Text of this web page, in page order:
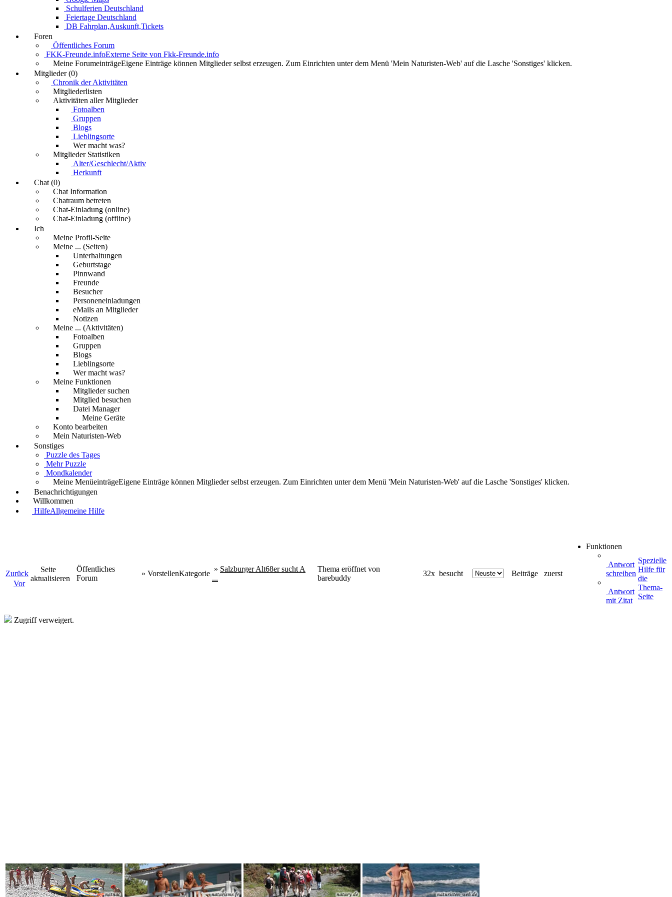
Schulferien Deutschland
Feiertage Deutschland
DB Fahrplan,Auskunft,Tickets
Foren
Öffentliches Forum
FKK-Freunde.infoExterne Seite von Fkk-Freunde.info
Meine ForumeinträgeEigene Einträge können Mitglieder selbst erzeugen. Zum Einrichten unter dem Menü 'Mein Naturisten-Web' auf die Lasche 'Sonstiges' klicken.
Mitglieder (0)
Chronik der Aktivitäten
Mitgliederlisten
Aktivitäten aller Mitglieder
Fotoalben
Gruppen
Blogs
Lieblingsorte
Wer macht was?
Mitglieder Statistiken
Alter/Geschlecht/Aktiv
Herkunft
Chat (0)
Chat Information
Chatraum betreten
Chat-Einladung (online)
Chat-Einladung (offline)
Ich
Meine Profil-Seite
Meine ... (Seiten)
Unterhaltungen
Geburtstage
Pinnwand
Freunde
Besucher
Personeneinladungen
eMails an Mitglieder
Notizen
Meine ... (Aktivitäten)
Fotoalben
Gruppen
Blogs
Lieblingsorte
Wer macht was?
Meine Funktionen
Mitglieder suchen
Mitglied besuchen
Datei Manager
Meine Geräte
Konto bearbeiten
Mein Naturisten-Web
Sonstiges
Puzzle des Tages
Mehr Puzzle
Mondkalender
Meine MenüeinträgeEigene Einträge können Mitglieder selbst erzeugen. Zum Einrichten unter dem Menü 'Mein Naturisten-Web' auf die Lasche 'Sonstiges' klicken.
Benachrichtigungen
Willkommen
HilfeAllgemeine Hilfe
Zurück
Vor
Seite
aktualisieren
Öffentliches
Forum
» VorstellenKategorie
» Salzburger Alt68er sucht A
...
Thema eröffnet von
barebuddy
32x besucht Beiträge zuerst
Funktionen
Antwort
schreiben
Antwort
mit Zitat
Spezielle
Hilfe für
die
Thema-
Seite
Zugriff verweigert.